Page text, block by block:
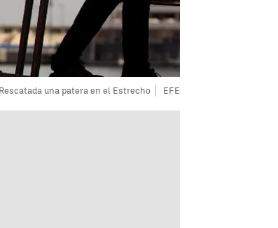
Rescatada una patera en el Estrecho EFE